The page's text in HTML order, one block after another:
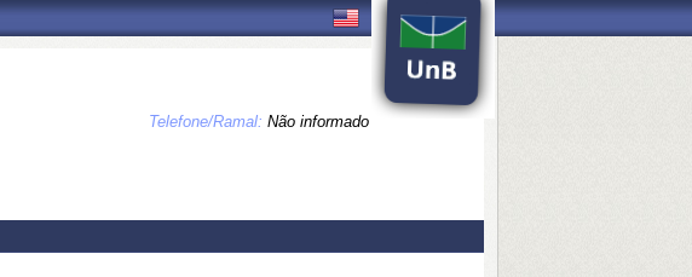
Telefone/Ramal: Não informado